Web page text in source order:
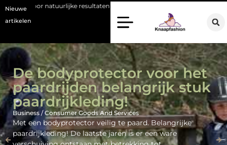
Nieuwe
artikelen
resultaten Bouwen aan een luxueuze garderobe in een
De bodyprotector voor het
paardrijden belangrijk stuk
paardrijkleding!
Business / Consumer Goods And Services
Met een bodyprotector veilig te paard. Belangrijke
paardrijkleding! De laatste jaren is er een ware